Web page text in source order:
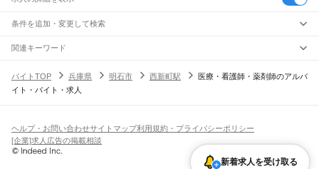
条件を追加・変更して検索
市区町村を追加・変更
兵庫県すべて
神戸市 すべて
西脇市宝塚市三木市高砂市川西市小野市三田市加西市丹波篠山市
丹波市南あわじ市朝来市 たつの市川辺郡多可郡加古郡
神崎郡揖保郡
駅を追加・変更
JR神戸線(神戸～姫路)
神戸駅 兵庫駅 須磨駅 塩屋駅
東加古川駅 加古川駅宝殿駅曽根駅
職種を追加・変更
飲食・フードサービスすべて
ホールスタッフキッチンスタッフ
パン屋（ベーカリー）
バー（BAR）・バーテンダー
飲食店（店長・マネージャー）
人気
日払いOK高校生歓迎 髪型・髪色自由
留学生・外国人活躍中
雇用形態を追加・変更
関連キーワード
バイトTOP
兵庫県 明石市 西新町駅
医療・看護師・薬剤師のアルバ
イト・バイト・求人
新着求人を受け取る
ヘルプ・お問い合わせサイトマップ利用規約・プライバシーポリシー
[企業]求人広告の掲載相談